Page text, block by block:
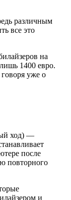
различным
все это
на
1400 евро.
уже о
ход) —
после
повторного
и